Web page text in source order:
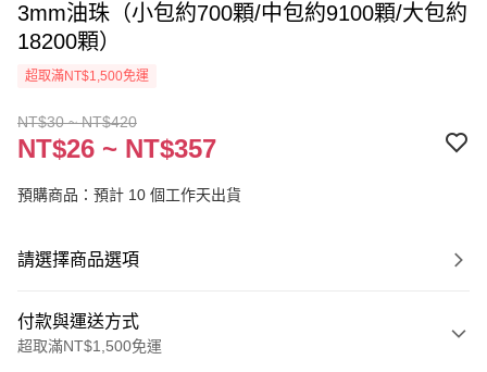
3mm油珠（小包約700顆/中包約9100顆/大包約
18200顆）
超取滿NT$1,500免運
NT$30 ~ NT$420
NT$26 ~ NT$357
預購商品：預計 10 個工作天出貨
請選擇商品選項
付款與運送方式
超取滿NT$1,500免運